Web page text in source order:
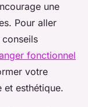
une
Pour aller
fonctionnel
votre
et esthétique.